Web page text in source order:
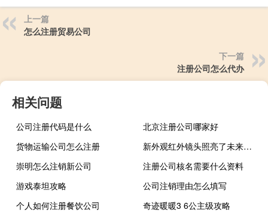
上一篇
怎么注册贸易公司
下一篇
注册公司怎么代办
相关问题
公司注册代码是什么
北京注册公司哪家好
货物运输公司怎么注册
新外观红外镜头照亮了未来的技术和制造
崇明怎么注销新公司
注册公司核名需要什么资料
游戏泰坦攻略
公司注销理由怎么填写
个人如何注册餐饮公司
奇迹暖暖3 6公主级攻略